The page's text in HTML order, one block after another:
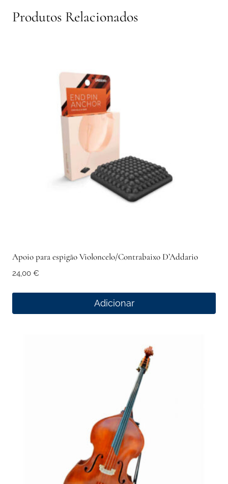
Produtos Relacionados
Apoio para espigão Violoncelo/Contrabaixo D’Addario
24,00 €
Adicionar